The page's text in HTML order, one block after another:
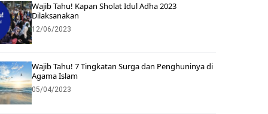
Wajib Tahu! Kapan Sholat Idul Adha 2023
Dilaksanakan
12/06/2023
Wajib Tahu! 7 Tingkatan Surga dan Penghuninya di
Agama Islam
05/04/2023